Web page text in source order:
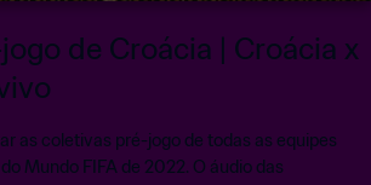
de Croácia | Croácia x
as coletivas pré-jogo de todas as equipes
Mundo FIFA de 2022. O áudio das